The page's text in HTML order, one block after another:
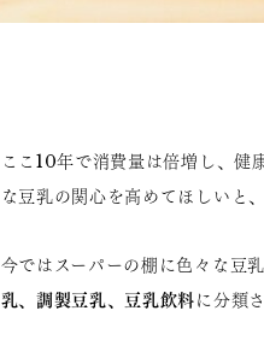
ここ10年で消費量は倍増し、健
な豆乳の関心を高めてほしいと
今ではスーパーの棚に色々な豆
乳、調製豆乳、豆乳飲料に分類